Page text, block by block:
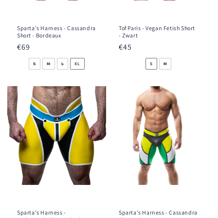
Sparta's Harness - Cassandra
Short - Bordeaux
Prix
habituel
€69
S M L XL
Tof Paris - Vegan Fetish Short
- Zwart
Prix
habituel
€45
S M
Sparta's Harness -
Sparta's Harness - Cassandra